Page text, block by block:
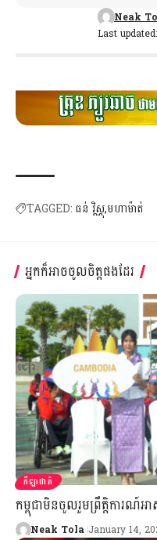
Last
Neak
TAGGED: ធន់ វិស្ណុមហាម៉ាត់
អ្នកក៏អាចចូលចិត្តផងដែរ
កីឡាជាតិ
កម្ពុជាមិនចូលរួមព្រឹត្តិការណ៍អា
Neak Tola January 14,